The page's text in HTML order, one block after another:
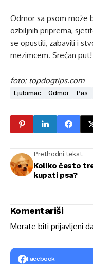
Odmor sa psom može
ozbiljnih priprema,
se opustili, zabavili i
mezimcem. Srećan put!
foto: topdogtips.com
Ljubimac Odmor Pas
Prethodni tekst
Koliko često
kupati psa?
Komentariši
Morate biti prijavljeni
Facebook